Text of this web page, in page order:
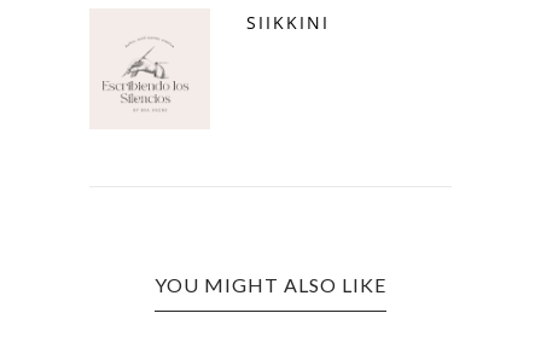
SIIKKINI
YOU MIGHT ALSO LIKE